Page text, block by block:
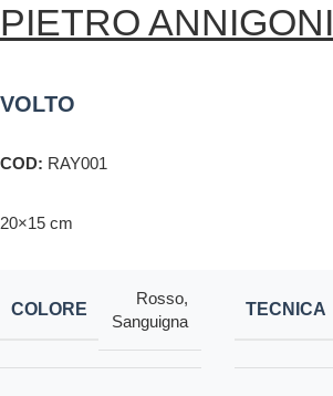
PIETRO ANNIGONI
VOLTO
COD: RAY001
20×15 cm
COLORE
Rosso,
Sanguigna
TECNICA